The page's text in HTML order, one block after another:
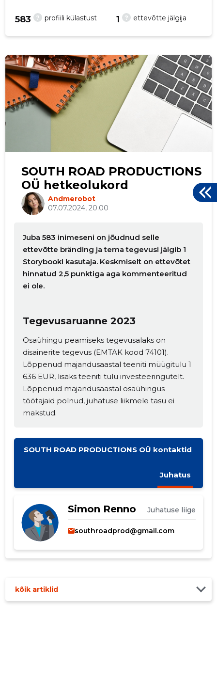
? profiili külastust
583 ? ettevõtte jälgija
1
SOUTH ROAD PRODUCTIONS
OÜ hetkeolukord
Andmerobot
07.07.2024, 20.00
Juba 583 inimeseni on jõudnud selle
ettevõtte bränding ja tema tegevusi jälgib 1
Storybooki kasutaja. Keskmiselt on ettevõtet
hinnatud 2,5 punktiga aga kommenteeritud
ei ole.
Tegevusaruanne 2023
Osaühingu peamiseks tegevusalaks on
disainerite tegevus (EMTAK kood 74101).
Lõppenud majandusaastal teeniti müügitulu 1
636 EUR, lisaks teeniti tulu investeeringutelt.
Lõppenud majandusaastal osaühingus
töötajaid polnud, juhatuse liikmele tasu ei
makstud.
SOUTH ROAD PRODUCTIONS OÜ kontaktid
Juhatus
Simon Renno Juhatuse liige
southroadprod@gmail.com
kõik artiklid
Muuda pildi
kirjeldust